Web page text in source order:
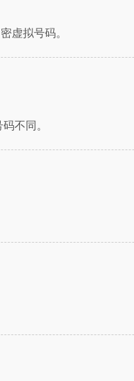
虚拟号码。
不同。